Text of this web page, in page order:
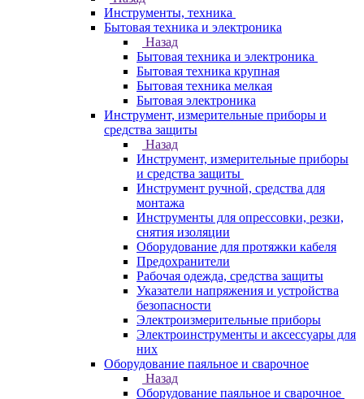
Инструменты, техника
Бытовая техника и электроника
Назад
Бытовая техника и электроника
Бытовая техника крупная
Бытовая техника мелкая
Бытовая электроника
Инструмент, измерительные приборы и
средства защиты
Назад
Инструмент, измерительные приборы
и средства защиты
Инструмент ручной, средства для
монтажа
Инструменты для опрессовки, резки,
снятия изоляции
Оборудование для протяжки кабеля
Предохранители
Рабочая одежда, средства защиты
Указатели напряжения и устройства
безопасности
Электроизмерительные приборы
Электроинструменты и аксессуары для
них
Оборудование паяльное и сварочное
Назад
Оборудование паяльное и сварочное